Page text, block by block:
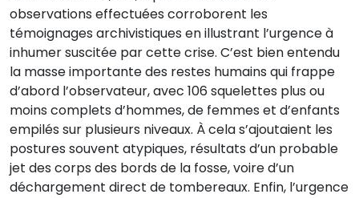
observations effectuées corroborent les
témoignages archivistiques en illustrant l’urgence à
inhumer suscitée par cette crise. C’est bien entendu
la masse importante des restes humains qui frappe
d’abord l’observateur, avec 106 squelettes plus ou
moins complets d’hommes, de femmes et d’enfants
empilés sur plusieurs niveaux. À cela s’ajoutaient les
postures souvent atypiques, résultats d’un probable
jet des corps des bords de la fosse, voire d’un
déchargement direct de tombereaux. Enfin, l’urgence